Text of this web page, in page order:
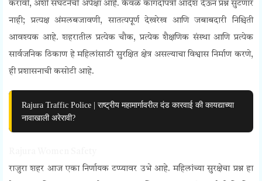
करावी, अशी संघटनेची अपेक्षा आहे. केवळ कागदोपत्री आदेश देऊन प्रश्न सुटणार
नाही; प्रत्यक्ष अंमलबजावणी, सातत्यपूर्ण देखरेख आणि जबाबदारी निश्चिती
आवश्यक आहे. शहरातील प्रत्येक चौक, प्रत्येक शैक्षणिक संस्था आणि प्रत्येक
सार्वजनिक ठिकाण हे महिलांसाठी सुरक्षित क्षेत्र असल्याचा विश्वास निर्माण करणे,
ही प्रशासनाची कसोटी आहे.
Rajura Traffic Police | राष्ट्रीय महामार्गावरील दंड कारवाई की कायद्याच्या
नावाखाली अरेरावी?
राजुरा शहर आज एका निर्णायक टप्प्यावर उभे आहे. महिलांच्या सुरक्षेचा प्रश्न हा